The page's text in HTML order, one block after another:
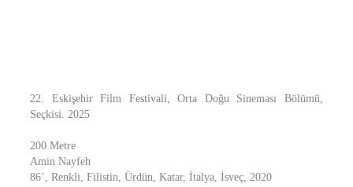
22. Eskişehir Film Festivali, Orta Doğu Sineması Bölümü,
Seçkisi. 2025
200 Metre
Amin Nayfeh
86’, Renkli, Filistin, Ürdün, Katar, İtalya, İsveç, 2020